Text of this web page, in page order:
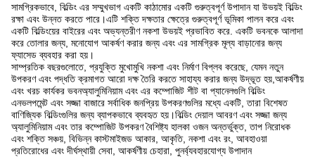
সামগ্রিকভাবে, বিল্ডিং এর সম্মুখভাগ একটি কাঠামোর একটি গুরুত্বপূর্ণ উপাদান যা উভয়ই বিল্ডিং
রক্ষা এবং উন্নত করতে পারে।এটি শক্তি দক্ষতার ক্ষেত্রে গুরুত্বপূর্ণ ভূমিকা পালন করে এবং
একটি বিল্ডিংয়ের বাইরের এবং অভ্যন্তরীণ নকশা উভয়ই প্রভাবিত করে. একটি ভবনকে আলাদা
করে তোলার জন্য, মনোযোগ আকর্ষণ করার জন্য এবং এর সামগ্রিক মূল্য বাড়ানোর জন্য
ফ্যাসেড ব্যবহার করা হয়।
সাম্প্রতিক বছরগুলোতে, প্রযুক্তি মুখোমুখি নকশা এবং নির্মাণ বিপ্লব করেছে, যেমন নতুন
উপকরণ এবং পদ্ধতি ক্রমাগত আরো দক্ষ তৈরি করতে সাহায্য করার জন্য উদ্ভূত হয়,আকর্ষণীয়
এবং খরচ কার্যকর ভবনঅ্যালুমিনিয়াম এবং এর কম্পোজিট শীট বা প্যানেলগুলি বিল্ডিং
এনভলপমেন্ট এবং সজ্জা বাজারে সর্বাধিক জনপ্রিয় উপকরণগুলির মধ্যে একটি, তারা বিশেষত
বাণিজ্যিক বিল্ডিংগুলির জন্য ব্যাপকভাবে ব্যবহৃত হয়।বিল্ডিং দেয়াল আবরণ এবং সজ্জা জন্য
অ্যালুমিনিয়াম এবং তার কম্পোজিট উপকরণ বৈশিষ্ট্য হালকা ওজন অন্তর্ভুক্ত, তাপ নিরোধক
এবং শক্তি সঞ্চয়, বিভিন্ন কাস্টমাইজড আকার, আকৃতি, নকশা এবং রং, আবহাওয়া
প্রতিরোধের এবং দীর্ঘস্থায়ী সেবা, আকর্ষণীয় চেহারা, পুনর্ব্যবহারযোগ্য উপাদান